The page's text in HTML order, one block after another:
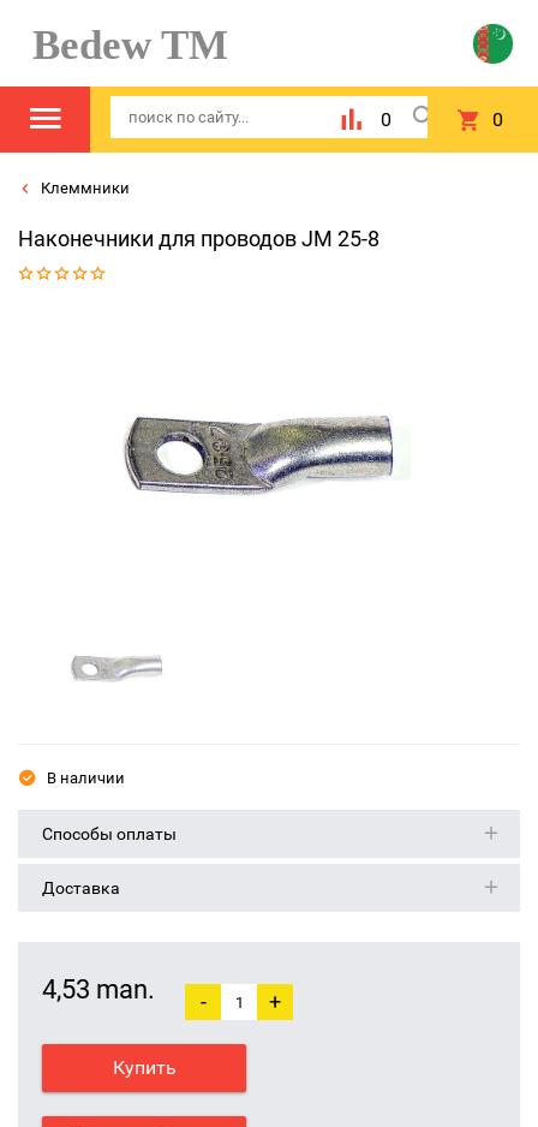
Bedew TM
0 0
Клеммники
Наконечники для проводов JM 25-8
В наличии
Способы оплаты
Доставка
4,53 man. - +
Купить